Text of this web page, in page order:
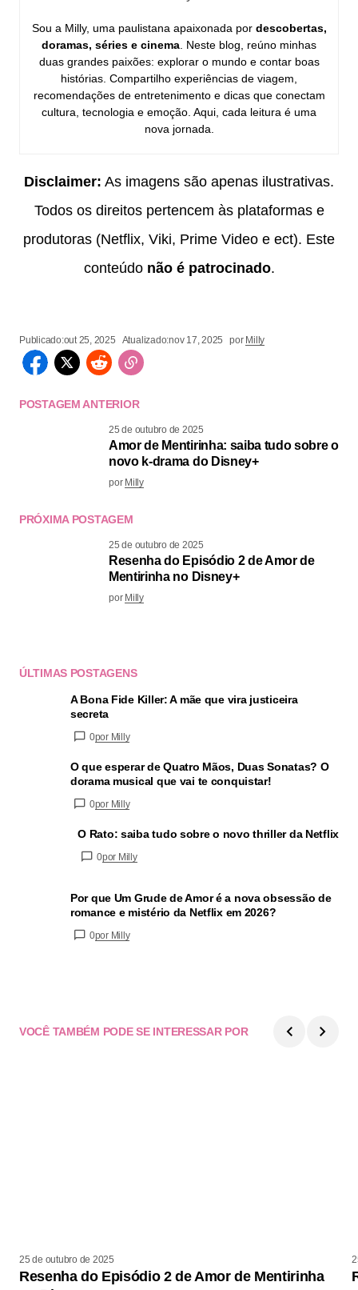
Sou a Milly, uma paulistana apaixonada por descobertas,
doramas, séries e cinema . Neste blog, reúno minhas
duas grandes paixões: explorar o mundo e contar boas
histórias. Compartilho experiências de viagem,
recomendações de entretenimento e dicas que conectam
cultura, tecnologia e emoção. Aqui, cada leitura é uma
nova jornada.
Disclaimer: As imagens são apenas ilustrativas.
Todos os direitos pertencem às plataformas e
produtoras (Netflix, Viki, Prime Video e ect). Este
conteúdo não é patrocinado.
Publicado:out 25, 2025 Atualizado:nov 17, 2025 por Milly
POSTAGEM ANTERIOR
25 de outubro de 2025
Amor de Mentirinha: saiba tudo sobre o
novo k-drama do Disney+
por Milly
PRÓXIMA POSTAGEM
25 de outubro de 2025
Resenha do Episódio 2 de Amor de
Mentirinha no Disney+
por Milly
ÚLTIMAS POSTAGENS
A Bona Fide Killer: A mãe que vira justiceira
secreta
0por Milly
O que esperar de Quatro Mãos, Duas Sonatas? O
dorama musical que vai te conquistar!
0por Milly
O Rato: saiba tudo sobre o novo thriller da Netflix
0por Milly
Por que Um Grude de Amor é a nova obsessão de
romance e mistério da Netflix em 2026?
0por Milly
VOCÊ TAMBÉM PODE SE INTERESSAR POR
25 de outubro de 2025
Resenha do Episódio 2 de Amor de Mentirinha